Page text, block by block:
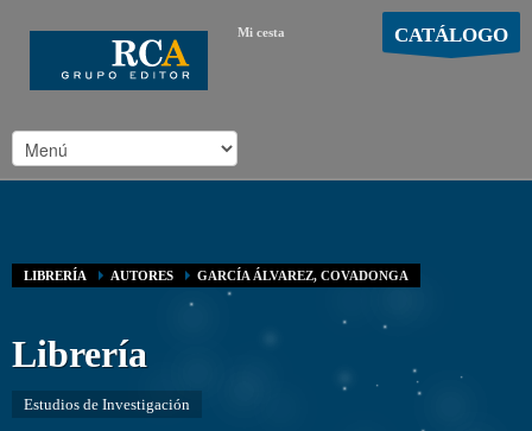
Mi cesta CATÁLOGO
LIBRERÍA AUTORES GARCÍA ÁLVAREZ, COVADONGA
Librería
Estudios de Investigación